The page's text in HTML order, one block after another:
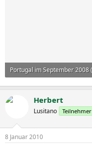
76,9 KB · Aufrufe: 30
Herbert
Lusitano Teilnehmer
8 Januar 2010